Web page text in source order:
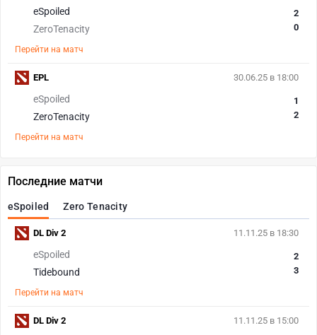
eSpoiled
ZeroTenacity
2
0
Перейти на матч
30.06.25 в 18:00
eSpoiled
ZeroTenacity
1
2
Перейти на матч
EPL
Последние матчи
eSpoiled Zero Tenacity
11.11.25 в 18:30
eSpoiled
Tidebound
2
3
Перейти на матч
DL Div 2
11.11.25 в 15:00
DL Div 2